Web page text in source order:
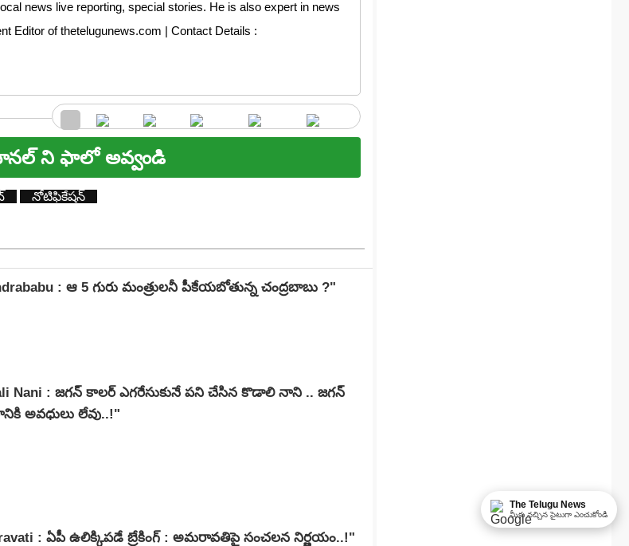
news live reporting, special stories. He is also expert in news
Editor of thetelugunews.com | Contact Details :
ని ఫాలో అవ్వండి
నోటిఫికేషన్
: ఆ 5 గురు మంత్రులనీ పీకేయబోతున్న చంద్రబాబు ?"
Nani : జగన్ కాలర్ ఎగరేసుకునే పని చేసిన కొడాలి నాని .. జగన్
అవధులు లేవు..!"
: ఏపీ ఉలిక్కిపడే బ్రేకింగ్ : అమరావతిపై సంచలన నిర్ణయం..!"
The Telugu News
మీకు నచ్చిన సైటుగా ఎంచుకోండి